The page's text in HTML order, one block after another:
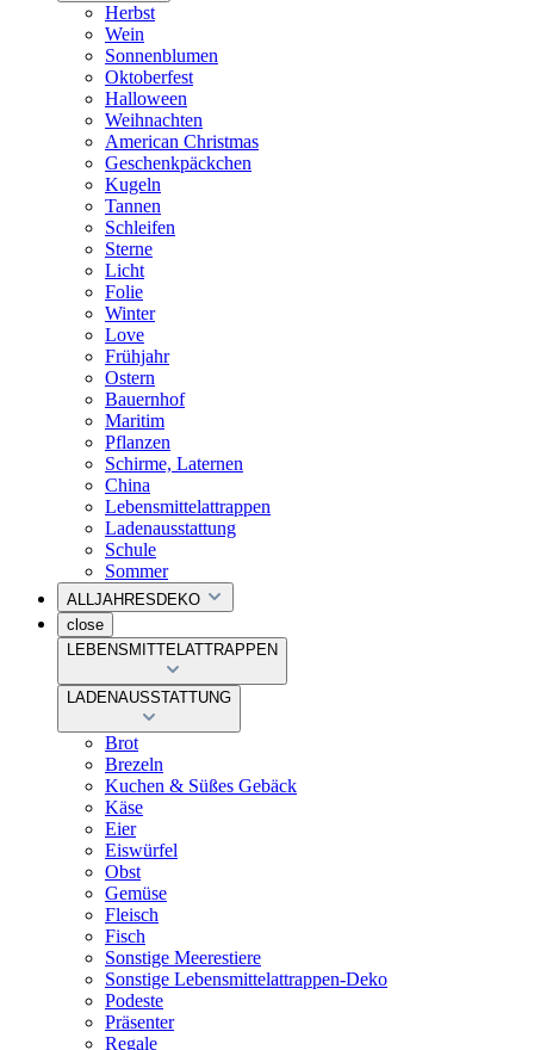
Herbst
Wein
Sonnenblumen
Oktoberfest
Halloween
Weihnachten
American Christmas
Geschenkpäckchen
Kugeln
Tannen
Schleifen
Sterne
Licht
Folie
Winter
Love
Frühjahr
Ostern
Bauernhof
Maritim
Pflanzen
Schirme, Laternen
China
Lebensmittelattrappen
Ladenausstattung
Schule
Sommer
ALLJAHRESDEKO
close
LEBENSMITTELATTRAPPEN
LADENAUSSTATTUNG
Brot
Brezeln
Kuchen & Süßes Gebäck
Käse
Eier
Eiswürfel
Obst
Gemüse
Fleisch
Fisch
Sonstige Meerestiere
Sonstige Lebensmittelattrappen-Deko
Podeste
Präsenter
Regale